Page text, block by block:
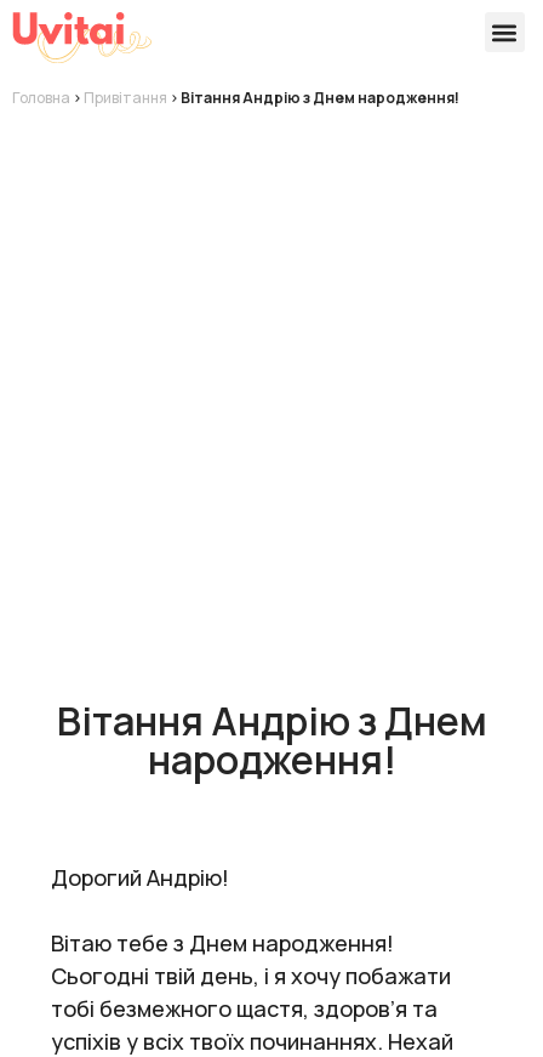
Головна > Привітання > Вітання Андрію з Днем народження!
Вітання Андрію з Днем
народження!
Дорогий Андрію!
Вітаю тебе з Днем народження!
Сьогодні твій день, і я хочу побажати
тобі безмежного щастя, здоров’я та
успіхів у всіх твоїх починаннях. Нехай